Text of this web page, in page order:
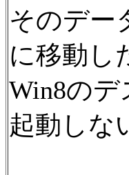
そのデー
に移動し
Win8の
起動しな